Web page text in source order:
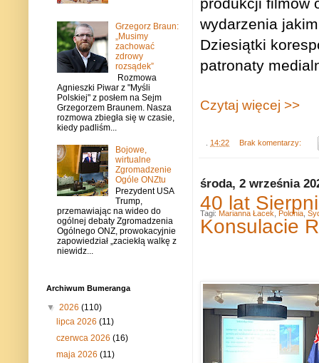
wydarzenia
Dziesiątki
patronaty
Czytaj więcej >>
14:22 Brak komentarzy:
środa, 2 września
40 lat
Konsulacie
Tagi: Marianna Łacek Polonia
Grzegorz Braun:
„Musimy
zachować
zdrowy
rozsądek”
Rozmowa
Agnieszki Piwar z "Myśli
Polskiej" z posłem na Sejm
Grzegorzem Braunem. Nasza
rozmowa zbiegła się w czasie,
kiedy padliśm...
Bojowe,
wirtualne
Zgromadzenie
Ogóle ONZtu
Prezydent USA
Trump,
przemawiając na wideo do
ogólnej debaty Zgromadzenia
Ogólnego ONZ, prowokacyjnie
zapowiedział „zaciekłą walkę z
niewidz...
Archiwum Bumeranga
▼ 2026 (110)
lipca 2026(11)
czerwca 2026(16)
maja 2026(11)